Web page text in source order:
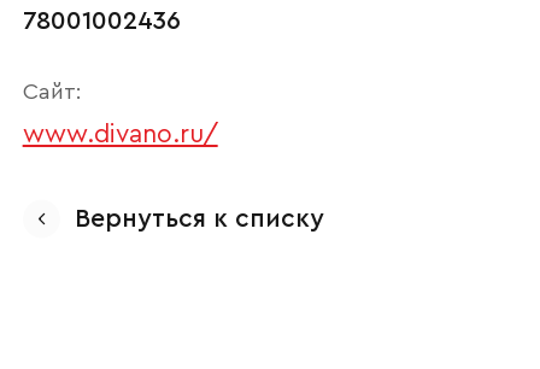
78001002436
Сайт:
www.divano.ru/
Вернуться к списку
Ваше имя